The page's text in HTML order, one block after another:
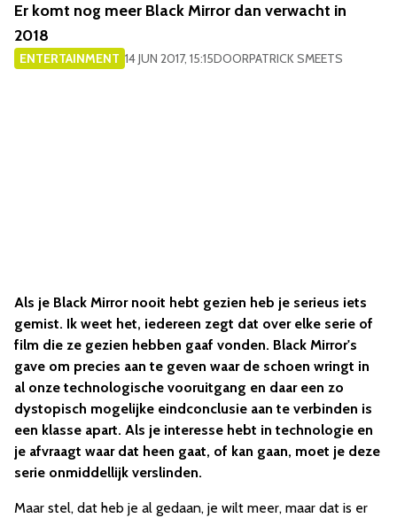
Er komt nog meer Black Mirror dan verwacht in
2018
ENTERTAINMENT 14 JUN 2017, 15:15DOORPATRICK SMEETS
Als je Black Mirror nooit hebt gezien heb je serieus iets
gemist. Ik weet het, iedereen zegt dat over elke serie of
film die ze gezien hebben gaaf vonden. Black Mirror's
gave om precies aan te geven waar de schoen wringt in
al onze technologische vooruitgang en daar een zo
dystopisch mogelijke eindconclusie aan te verbinden is
een klasse apart. Als je interesse hebt in technologie en
je afvraagt waar dat heen gaat, of kan gaan, moet je deze
serie onmiddellijk verslinden.
Maar stel, dat heb je al gedaan, je wilt meer, maar dat is er